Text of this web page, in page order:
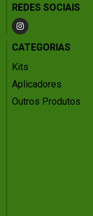
REDES SOCIAIS
CATEGORIAS
Kits
Aplicadores
Outros Produtos